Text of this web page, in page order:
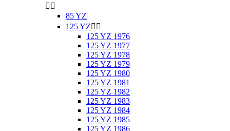
 
85 YZ
125 YZ 
125 YZ 1976
125 YZ 1977
125 YZ 1978
125 YZ 1979
125 YZ 1980
125 YZ 1981
125 YZ 1982
125 YZ 1983
125 YZ 1984
125 YZ 1985
125 YZ 1986